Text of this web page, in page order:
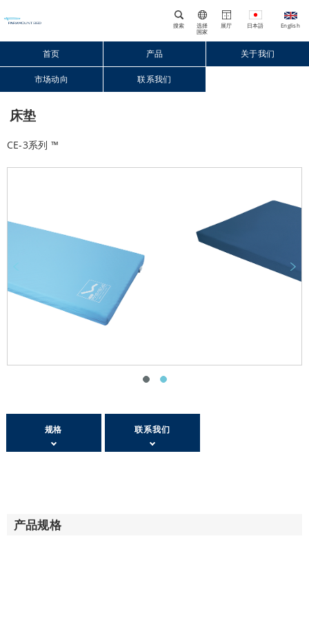
搜索
选择
国家
展厅
Close
首页 产品 关于我们
市场动向 联系我们
床垫
CE-3系列 ™
Next
规格 联系我们
产品规格